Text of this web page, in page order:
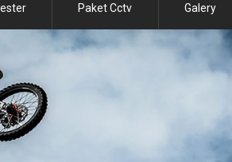
Paket Cctv Galery